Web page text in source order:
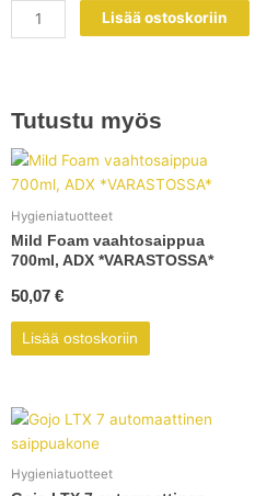
Käsihuuhde
suihke
Lisää ostoskoriin
Tutustu myös
Hygieniatuotteet
Mild Foam vaahtosaippua
700ml, ADX *VARASTOSSA*
50,07 €
Lisää ostoskoriin
Hygieniatuotteet
Tällä